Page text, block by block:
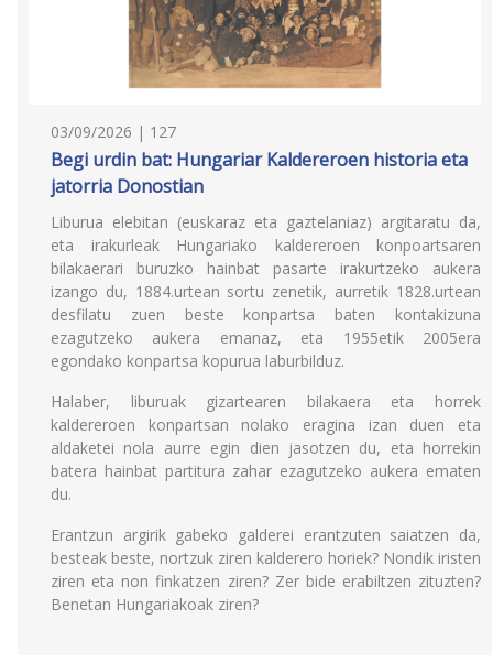
03/09/2026 | 127
Begi urdin bat: Hungariar Kaldereroen historia eta
jatorria Donostian
Liburua elebitan (euskaraz eta gaztelaniaz) argitaratu da,
eta irakurleak Hungariako kaldereroen konpoartsaren
bilakaerari buruzko hainbat pasarte irakurtzeko aukera
izango du, 1884.urtean sortu zenetik, aurretik 1828.urtean
desfilatu zuen beste konpartsa baten kontakizuna
ezagutzeko aukera emanaz, eta 1955etik 2005era
egondako konpartsa kopurua laburbilduz.
Halaber, liburuak gizartearen bilakaera eta horrek
kaldereroen konpartsan nolako eragina izan duen eta
aldaketei nola aurre egin dien jasotzen du, eta horrekin
batera hainbat partitura zahar ezagutzeko aukera ematen
du.
Erantzun argirik gabeko galderei erantzuten saiatzen da,
besteak beste, nortzuk ziren kalderero horiek? Nondik iristen
ziren eta non finkatzen ziren? Zer bide erabiltzen zituzten?
Benetan Hungariakoak ziren?